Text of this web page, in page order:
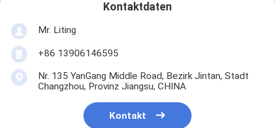
Kontaktdaten
Mr. Liting
+86 13906146595
Nr. 135 YanGang Middle Road, Bezirk Jintan, Stadt
Changzhou, Provinz Jiangsu, CHINA
Kontakt